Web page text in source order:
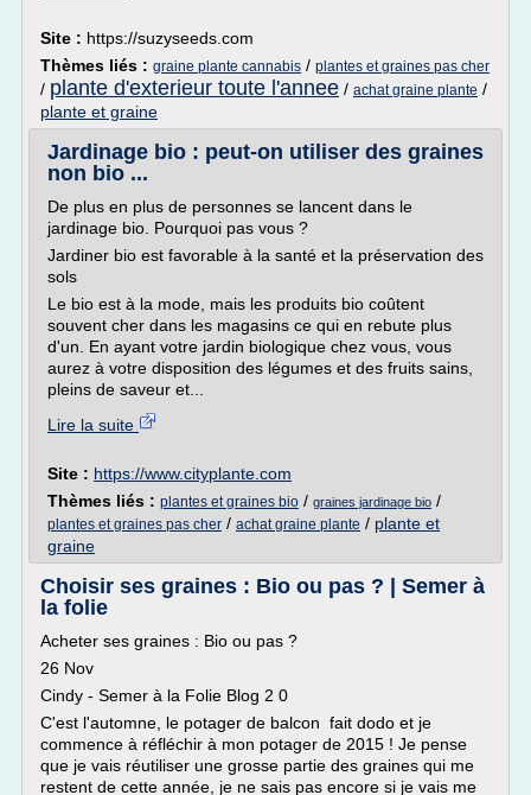
Site : https://suzyseeds.com
Thèmes liés : graine plante cannabis / plantes et graines pas cher
/ plante d'exterieur toute l'annee / achat graine plante /
plante et graine
Jardinage bio : peut-on utiliser des graines
non bio ...
De plus en plus de personnes se lancent dans le
jardinage bio. Pourquoi pas vous ?
Jardiner bio est favorable à la santé et la préservation des
sols
Le bio est à la mode, mais les produits bio coûtent
souvent cher dans les magasins ce qui en rebute plus
d'un. En ayant votre jardin biologique chez vous, vous
aurez à votre disposition des légumes et des fruits sains,
pleins de saveur et...
Lire la suite
Site : https://www.cityplante.com
Thèmes liés : plantes et graines bio / graines jardinage bio /
plantes et graines pas cher / achat graine plante / plante et
graine
Choisir ses graines : Bio ou pas ? | Semer à
la folie
Acheter ses graines : Bio ou pas ?
26 Nov
Cindy - Semer à la Folie Blog 2 0
C'est l'automne, le potager de balcon fait dodo et je
commence à réfléchir à mon potager de 2015 ! Je pense
que je vais réutiliser une grosse partie des graines qui me
restent de cette année, je ne sais pas encore si je vais me